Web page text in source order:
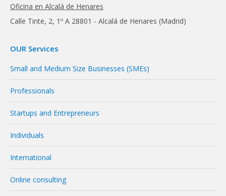
Oficina en Alcalá de Henares
Calle Tinte, 2, 1º A 28801 - Alcalá de Henares (Madrid)
OUR Services
Small and Medium Size Businesses (SMEs)
Professionals
Startups and Entrepreneurs
Individuals
International
Online consulting